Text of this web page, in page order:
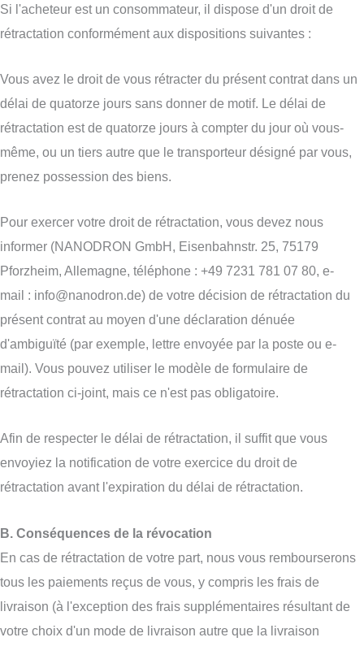
Si l'acheteur est un consommateur, il dispose d'un droit de
rétractation conformément aux dispositions suivantes :
Vous avez le droit de vous rétracter du présent contrat dans un
délai de quatorze jours sans donner de motif. Le délai de
rétractation est de quatorze jours à compter du jour où vous-
même, ou un tiers autre que le transporteur désigné par vous,
prenez possession des biens.
Pour exercer votre droit de rétractation, vous devez nous
informer (NANODRON GmbH, Eisenbahnstr. 25, 75179
Pforzheim, Allemagne, téléphone : +49 7231 781 07 80, e-
mail : info@nanodron.de) de votre décision de rétractation du
présent contrat au moyen d'une déclaration dénuée
d'ambiguïté (par exemple, lettre envoyée par la poste ou e-
mail). Vous pouvez utiliser le modèle de formulaire de
rétractation ci-joint, mais ce n'est pas obligatoire.
Afin de respecter le délai de rétractation, il suffit que vous
envoyiez la notification de votre exercice du droit de
rétractation avant l'expiration du délai de rétractation.
B. Conséquences de la révocation
En cas de rétractation de votre part, nous vous rembourserons
tous les paiements reçus de vous, y compris les frais de
livraison (à l'exception des frais supplémentaires résultant de
votre choix d'un mode de livraison autre que la livraison